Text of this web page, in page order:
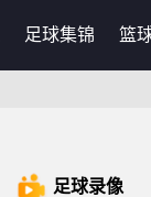
足球集锦 篮
足球录像